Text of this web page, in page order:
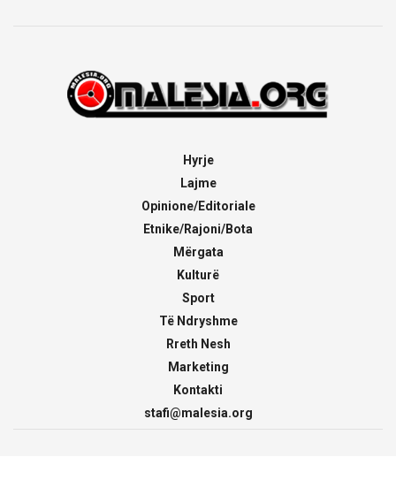
Hyrje
Lajme
Opinione/Editoriale
Etnike/Rajoni/Bota
Mërgata
Kulturë
Sport
Të Ndryshme
Rreth Nesh
Marketing
Kontakti
stafi@malesia.org